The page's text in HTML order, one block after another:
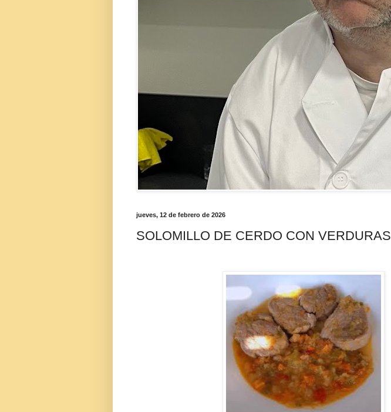
jueves, 12 de febrero de 2026
SOLOMILLO DE CERDO CON VERDURAS